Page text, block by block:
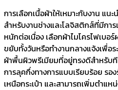
การเลือกเนื้อผ้าให้เหมาะกับงาน แน
สำหรับงานช่างและโลจิสติกส์ที่มีกา
หนักต่อเนื่อง เลือกผ้าไมโครไฟเบ
ขยับทั้งวันหรือทำงานกลางแจ้งเพื่อร
ผ้าพื้นผิวพรีเมียมที่อยู่ทรงดีสำหรับ
การลุคกึ่งทางการแบบเรียบร้อย รอ
เหนือกระเป๋า และสามารถเพิ่มตำแ